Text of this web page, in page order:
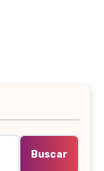
Buscar